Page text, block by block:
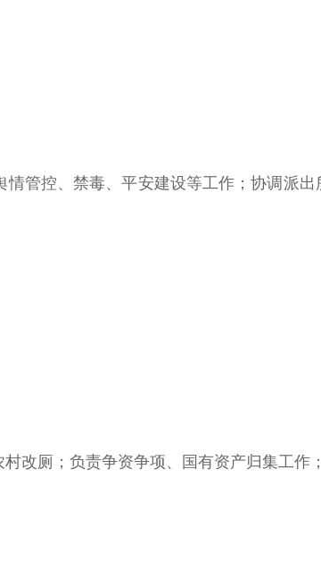
控、禁毒、平安建设等工作；协调派出
厕；负责争资争项、国有资产归集工作